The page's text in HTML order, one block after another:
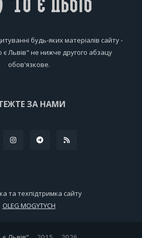
будь-яких матеріалів сайту -
Львів" не нижче другого абзацу
обов'язкове.
ЗА НАМИ
та техпідтримка сайту
OLEG MOGYTYCH